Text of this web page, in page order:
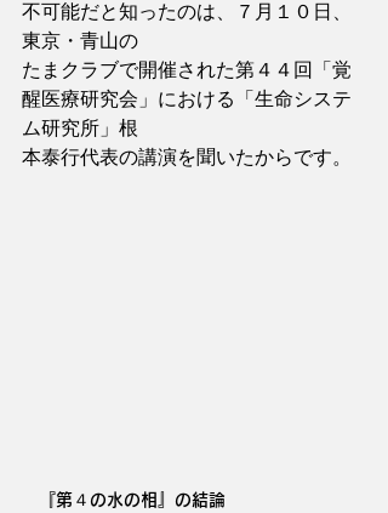
不可能だと知ったのは、７月１０日、
東京・青山の
たまクラブで開催された第４４回「覚
醒医療研究会」における「生命システ
ム研究所」根
本泰行代表の講演を聞いたからです。
『第４の水の相』の結論